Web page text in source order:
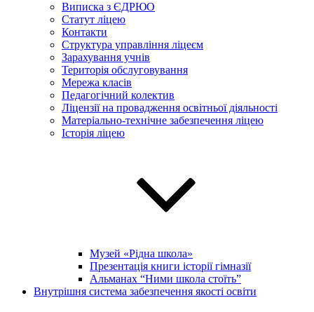
Виписка з ЄДРЮО
Статут ліцею
Контакти
Структура управління ліцеєм
Зарахування учнів
Територія обслуговування
Мережа класів
Педагогічний колектив
Ліцензії на провадження освітньої діяльності
Матеріально-технічне забезпечення ліцею
Історія ліцею
Музей «Рідна школа»
Презентація книги історії гімназії
Альманах “Ними школа стоїть”
Внутрішня система забезпечення якості освіти